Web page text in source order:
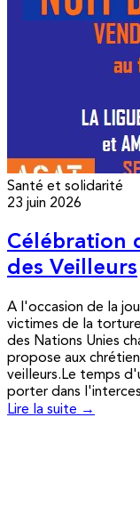
Santé et solidarité
23 juin 2026
Célébration
des Veilleurs
A l'occasion de la
victimes de la
des Nations Unies
propose aux
veilleurs.Le temps
porter dans
Lire la suite →